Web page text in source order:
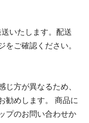
いたします。配送
ご確認ください。
方が異なるため、
勧めします。 商品に
プのお問い合わせか